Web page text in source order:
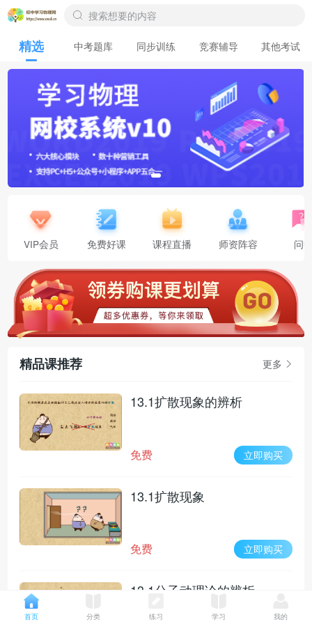
精选 中考题库 同步训练 竞赛辅导 其他考试
VIP会员 免费好课 课程直播 师资阵容 问
更多
精品课推荐
13.1扩散现象的辨析
立即购买
免费
13.1扩散现象
立即购买
免费
13.1分子动理论的辨析
首页 分类 练习 学习 我的